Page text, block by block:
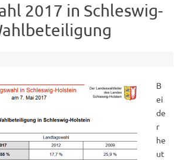
2017 in Schleswig-
B
ei
de
r
he
ut